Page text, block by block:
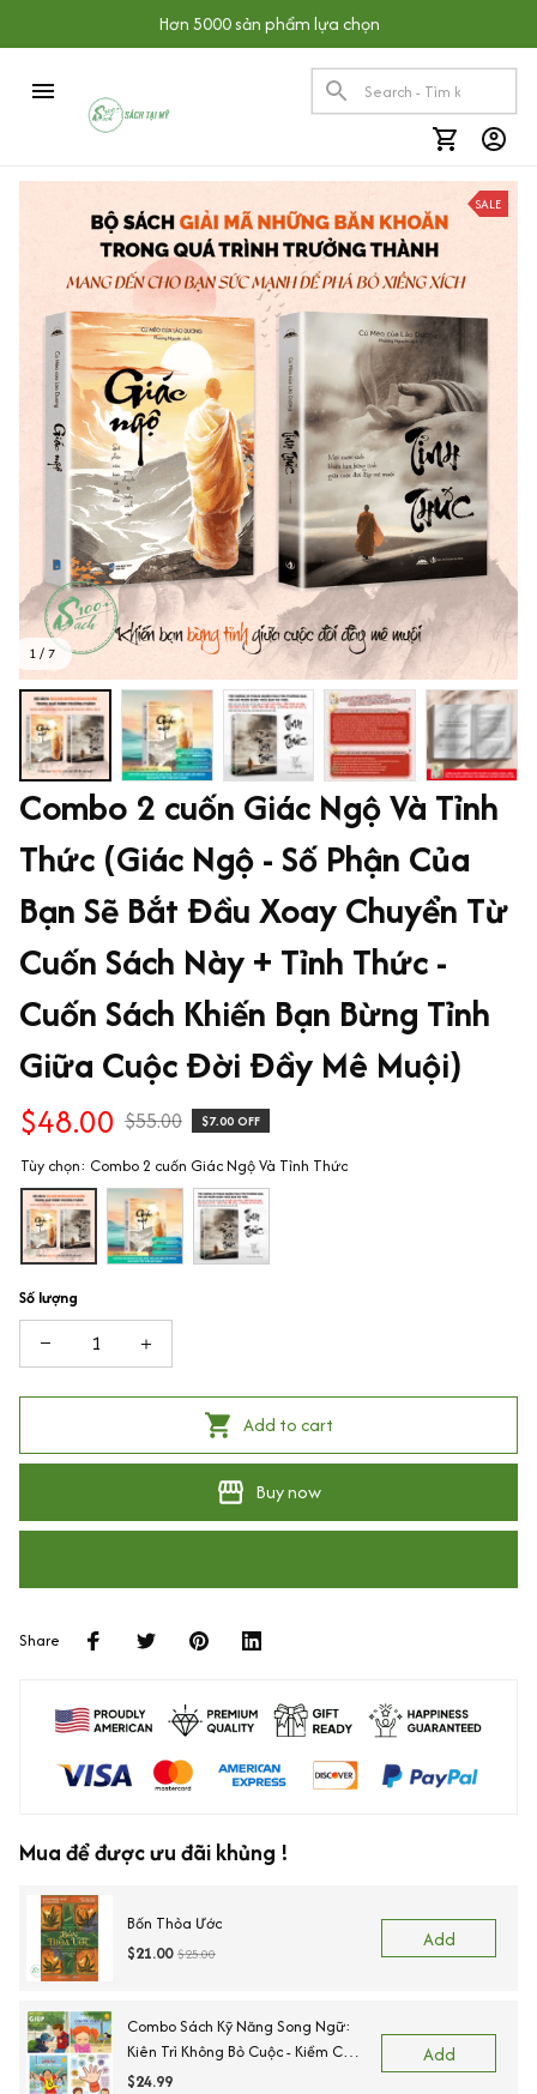
Hơn 5000 sản phẩm lựa chọn
1 / 7
SALE
Combo 2 cuốn Giác Ngộ Và Tỉnh
Thức (Giác Ngộ - Số Phận Của
Bạn Sẽ Bắt Đầu Xoay Chuyển Từ
Cuốn Sách Này + Tỉnh Thức -
Cuốn Sách Khiến Bạn Bừng Tỉnh
Giữa Cuộc Đời Đầy Mê Muội)
$48.00 $55.00 $7.00 OFF
Tùy chọn: Combo 2 cuốn Giác Ngộ Và Tỉnh Thức
Số lượng
Add to cart
Buy now
Share
Mua để được ưu đãi khủng !
Bốn Thỏa Ước
$21.00 $25.00
Add
Combo Sách Kỹ Năng Song Ngữ:
Kiên Trì Không Bỏ Cuộc - Kiềm Chế
Cơn Tức Giận - Ngõ Lời Khi Cần
$24.99
Add